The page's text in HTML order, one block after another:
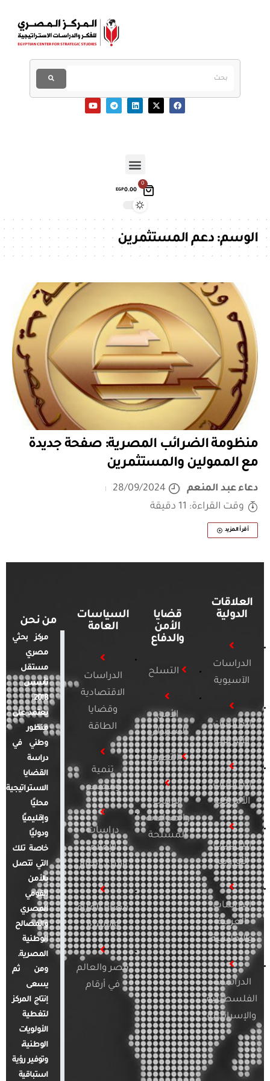
0
EGP0.00
الوسم:دعم المستثمرين
منظومة الضرائب المصرية: صفحة جديدة
مع الممولين والمستثمرين
دعاء عبد المنعم
28/09/2024
وقت القراءة: 11 دقيقة
أقرأ المزيد
العلاقات
الدولية
الدراسات
الآسيوية
الدراسات
الأفريقية
الدراسات
الأمريكية
الدراسات
الأوروبية
الدراسات
العربية
والإقليمية
الدراسات
الفلسطينية
والإسرائيلية
قضايا
الأمن
والدفاع
التسلح
الأمن
السيبراني
التطرف
الإرهاب
والصراعات
المسلحة
السياسات
العامة
الدراسات
الاقتصادية
وقضايا
الطاقة
تنمية
ومجتمع
دراسات
الإعلام
والرأي العام
قضايا المرأة
والأسرة
مصر والعالم
في أرقام
من نحن
مركز بحثي
مصري
مستقل
تأسس
2018.
يعتمد على
منظور
وطني في
دراسة
القضايا
الاستراتيجية
محليًا
وإقليميًا
ودوليًا
خاصة تلك
التي تتصل
بالأمن
القومي
المصري
والمصالح
الوطنية
المصرية.
ومن ثم
يسعى
إنتاج المركز
لتغطية
الأولويات
الوطنية،
وتوفير رؤية
استباقية